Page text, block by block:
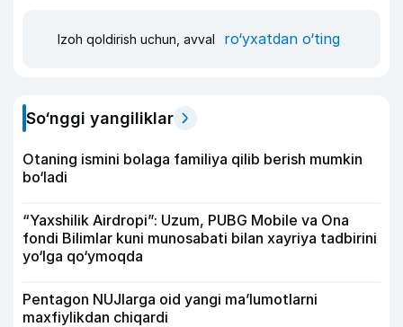
Izoh qoldirish uchun, avval ro‘yxatdan o‘ting
So‘nggi yangiliklar
Otaning ismini bolaga familiya qilib berish mumkin
bo‘ladi
“Yaxshilik Airdropi”: Uzum, PUBG Mobile va Ona
fondi Bilimlar kuni munosabati bilan xayriya tadbirini
yo‘lga qo‘ymoqda
Pentagon NUJlarga oid yangi maʼlumotlarni
maxfiylikdan chiqardi